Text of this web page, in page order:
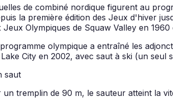
de combiné nordique figurent au
la première édition des Jeux d'hiver
Olympiques de Squaw Valley en
olympique a entraîné les
City en 2002, avec saut à ski (un
saut
un tremplin de 90 m, le sauteur atteint la